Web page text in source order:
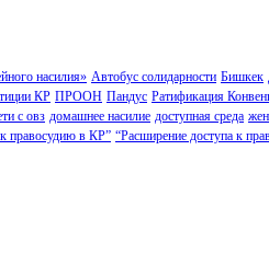
насилия» Автобус солидарности Бишкек
КР ПРООН Пандус Ратификация
с овз домашнее насилие доступная среда
правосудию в КР” “Расширение доступа к